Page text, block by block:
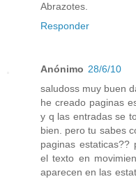
Abrazotes.
Responder
Anónimo 28/6/10
saludoss muy buen
he creado paginas
y q las entradas se
bien. pero tu sabes
paginas
el texto en
aparecen en las